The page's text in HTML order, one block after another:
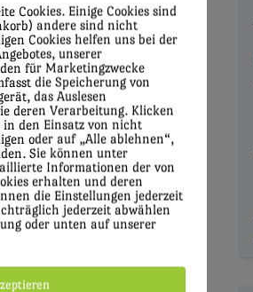
Cookies. Einige Cookies sind
andere sind nicht
Cookies helfen uns bei der
unserer
für Marketingzwecke
die Speicherung von
das Auslesen
deren Verarbeitung. Klicken
in den Einsatz von nicht
oder auf „Alle ablehnen“,
Sie können unter
Informationen der von
erhalten und deren
die Einstellungen jederzeit
jederzeit abwählen
oder unten auf unserer